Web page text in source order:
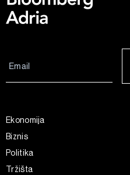
Ekonomija
Biznis
Politika
Tržišta